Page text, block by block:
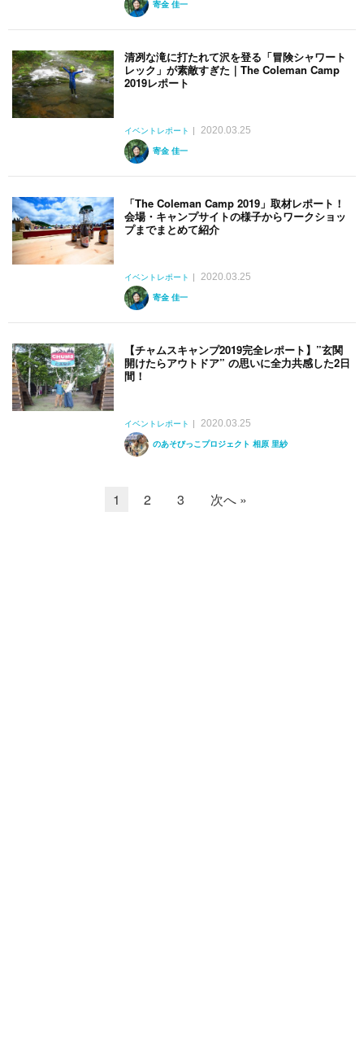
寄金 佳一
清冽な滝に打たれて沢を登る「冒険シャワート
レック」が素敵すぎた｜The Coleman Camp
2019レポート
イベントレポート
2020.03.25
寄金 佳一
「The Coleman Camp 2019」取材レポート！
会場・キャンプサイトの様子からワークショッ
プまでまとめて紹介
イベントレポート
2020.03.25
寄金 佳一
【チャムスキャンプ2019完全レポート】”玄関
開けたらアウトドア” の思いに全力共感した2日
間！
イベントレポート
2020.03.25
のあそびっこプロジェクト 相原 里紗
1 2 3 次へ »